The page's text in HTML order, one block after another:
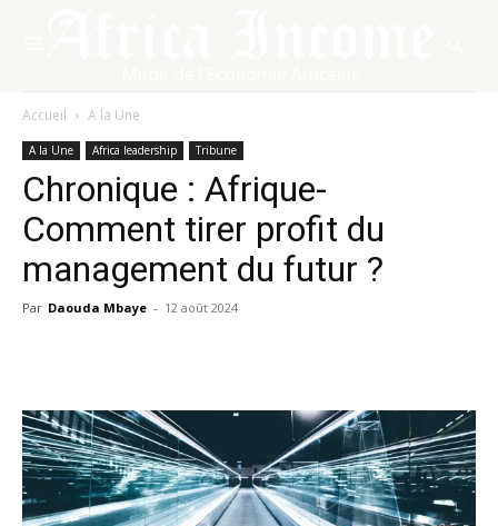
Accueil A la Une
A la Une Africa leadership Tribune
Chronique : Afrique-
Comment tirer profit du
management du futur ?
Par Daouda Mbaye - 12 août 2024